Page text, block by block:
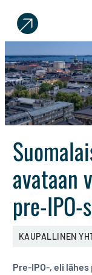
Sijoittaja.fi
Tee
sijoituspäätöksiä
avataan
pre-
KAUPALLINEN
Pre-IPO-, eli